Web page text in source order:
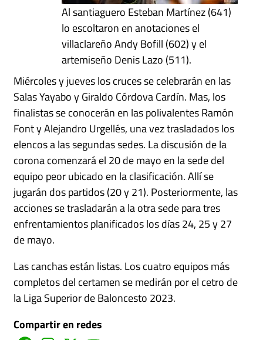
Al santiaguero Esteban Martínez (641)
lo escoltaron en anotaciones el
villaclareño Andy Bofill (602) y el
artemiseño Denis Lazo (511).
Miércoles y jueves los cruces se celebrarán en las
Salas Yayabo y Giraldo Córdova Cardín. Mas, los
finalistas se conocerán en las polivalentes Ramón
Font y Alejandro Urgellés, una vez trasladados los
elencos a las segundas sedes. La discusión de la
corona comenzará el 20 de mayo en la sede del
equipo peor ubicado en la clasificación. Allí se
jugarán dos partidos (20 y 21). Posteriormente, las
acciones se trasladarán a la otra sede para tres
enfrentamientos planificados los días 24, 25 y 27
de mayo.
Las canchas están listas. Los cuatro equipos más
completos del certamen se medirán por el cetro de
la Liga Superior de Baloncesto 2023.
Compartir en redes